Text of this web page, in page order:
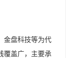
金盘科技等为代
覆盖广，主要承